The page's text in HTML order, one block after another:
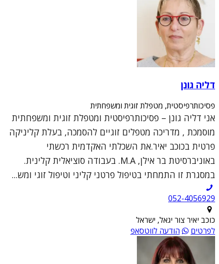
דליה גונן
פסיכותרפיסטית, מטפלת זוגית ומשפחתית
אני דליה גונן – פסיכותרפיסטית ומטפלת זוגית ומשפחתית
מוסמכת , מדריכה מטפלים זוגיים להסמכה, בעלת קליניקה
פרטית בכוכב יאיר.את השכלתי האקדמית רכשתי
באוניברסיטת בר אילן, M.A. בעבודה סוציאלית קלינית.
במסגרת זו התמחתי בטיפול פרטני קליני וטיפול זוגי ומש...
052-4056929
כוכב יאיר צור יגאל, ישראל
לפרטים
הודעה לווטסאפ